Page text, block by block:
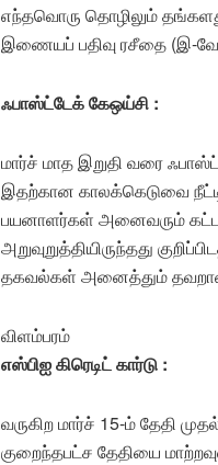
எந்தவொரு தொழிலும்
இணையப் பதிவு ரசீதை (இ-வே
ஃபாஸ்ட்டேக் கேஒய்சி :
மார்ச் மாத இறுதி வரை
இதற்கான காலக்கெடுவை
பயனாளர்கள் அனைவரும்
அறுவுறுத்தியிருந்தது
தகவல்கள் அனைத்தும்
விளம்பரம்
எஸ்பிஐ கிரெடிட் கார்டு :
வருகிற மார்ச் 15-ம் தேதி
குறைந்தபட்ச தேதியை